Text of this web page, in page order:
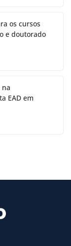
os cursos
e doutorado
na
EAD em